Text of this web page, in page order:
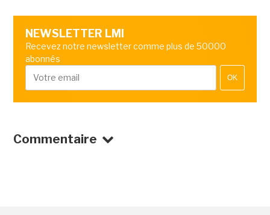
NEWSLETTER LMI
Recevez notre newsletter comme plus de 50000
abonnés
OK
Commentaire